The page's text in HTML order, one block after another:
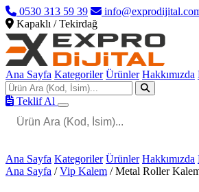
0530 313 59 39
Kapaklı / Tekirdağ
Ana Sayfa Kategoriler Ürünler Hakkımızda
Teklif Al
Ana Sayfa Kategoriler Ürünler Hakkımızda
Ana Sayfa / Vip Kalem / Metal Roller